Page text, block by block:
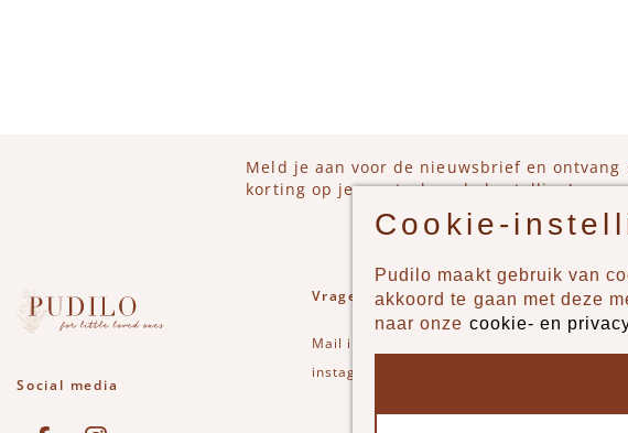
Meld je aan voor de nieuwsbrief en ontvang
korting op je eerstvolgende bestelling!
Social media
See our FacebookBekijk onze Instagram pagina
Vragen of opmerkingen?
Mail info@pudilo.nl
instagram
Cookie-
Pudilo maakt gebruik van
akkoord te gaan met deze
naar onze cookie- en